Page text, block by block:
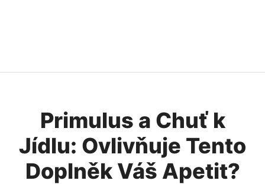
Primulus a Chuť k
Jídlu: Ovlivňuje Tento
Doplněk Váš Apetit?